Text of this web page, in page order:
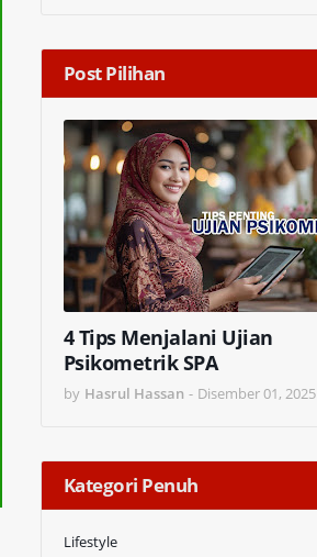
Post Pilihan
4 Tips Menjalani Ujian
Psikometrik SPA
by Hasrul Hassan - Disember 01, 2025
Kategori Penuh
Lifestyle